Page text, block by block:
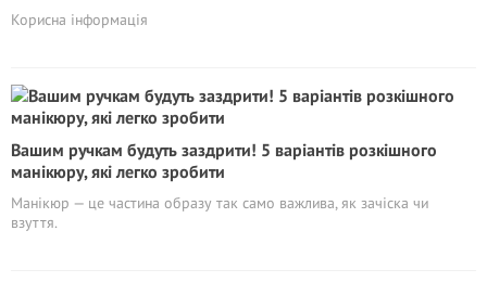
Корисна інформація
Вашим ручкам будуть заздрити! 5 варіантів розкішного
манікюру, які легко зробити
Манікюр — це частина образу так само важлива, як зачіска чи
взуття.